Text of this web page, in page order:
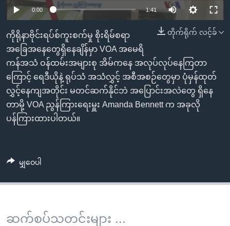
ကျော်
ကြည့်
ရန်
ရှာဖွေ
ရန်
နေရာ
သို့
ကျော်
ဗွီအိုအေ လူမှုကွန်ယက်များ
ဘာသာစကားများ
0:00 1:41
တိုက်ရိုက် လင့်ခ်
ကိုရိုနာဗိုင်းရပ်စ်ကူးစက်မှု စိုးရိမ်စရာ
အခြေအနေတွေရှိနေချိန်မှာ VOA အမေရိ
ကန်အသံ ဝန်ထမ်းအများစု အိမ်ကနေ အလုပ်လုပ်နေကြတာ
ကြောင့် ရေဒီယိုနဲ့ ရုပ်သံ အသံလွှင့် အစီအစဉ်တွေမှာ ပုံမှန်ထုတ်
လွှင့်နေကျအတိုင်း မတင်ဆက်နိုင်ဘဲ အပြောင်းအလဲတွေ ရှိနေ
တာမို့ VOA ညွန်ကြားရေးမှူး Amanda Bennett က အခုလို
ပန်ကြားထားပါတယ်။
မျှဝေပါ
ဆက်စပ်သတင်းများ ...